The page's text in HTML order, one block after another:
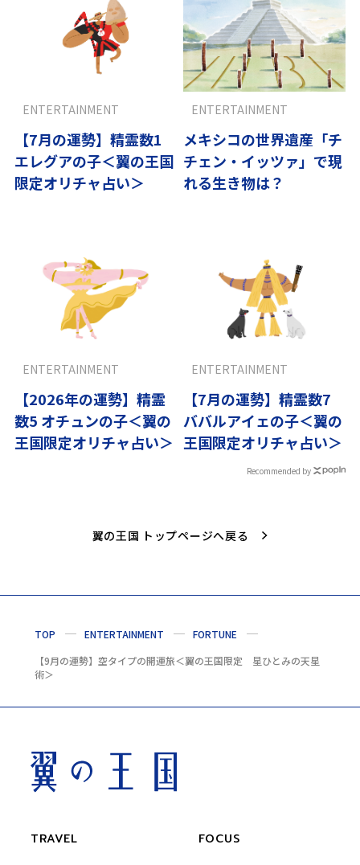
【7月の運勢】精霊数1
エレグアの子＜翼の王国
限定オリチャ占い＞
ENTERTAINMENT
メキシコの世界遺産「チ
チェン・イッツァ」で現
れる生き物は？
ENTERTAINMENT
【2026年の運勢】精霊
数5 オチュンの子＜翼の
王国限定オリチャ占い＞
ENTERTAINMENT
【7月の運勢】精霊数7
ババルアイェの子＜翼の
王国限定オリチャ占い＞
ENTERTAINMENT
Recommended by
翼の王国 トップページへ戻る
TOP ENTERTAINMENT
FORTUNE
【9月の運勢】空タイプの開運旅＜翼の王国限定 星ひとみの天星
術＞
TRAVEL FOCUS